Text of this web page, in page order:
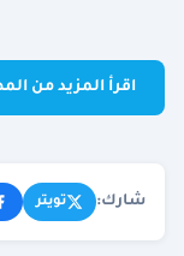
اقرأ المزيد من
شارك: تويتر